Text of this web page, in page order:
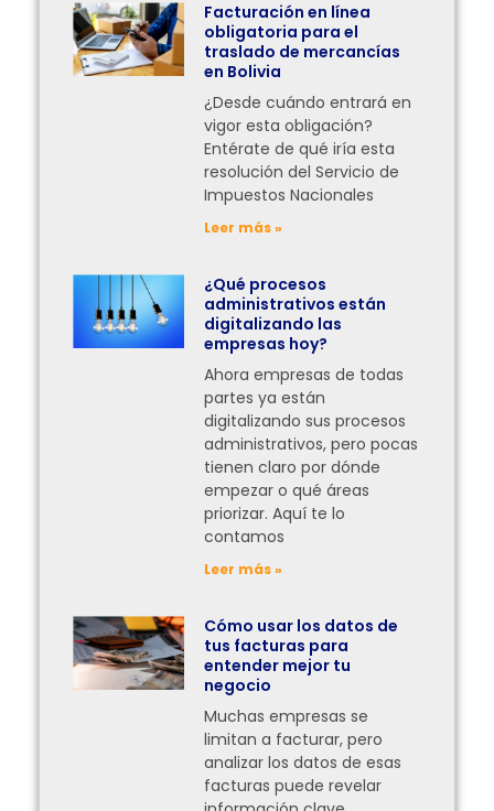
Facturación en línea
obligatoria para el
traslado de mercancías
en Bolivia
¿Desde cuándo entrará en
vigor esta obligación?
Entérate de qué iría esta
resolución del Servicio de
Impuestos Nacionales
Leer más »
¿Qué procesos
administrativos están
digitalizando las
empresas hoy?
Ahora empresas de todas
partes ya están
digitalizando sus procesos
administrativos, pero pocas
tienen claro por dónde
empezar o qué áreas
priorizar. Aquí te lo
contamos
Leer más »
Cómo usar los datos de
tus facturas para
entender mejor tu
negocio
Muchas empresas se
limitan a facturar, pero
analizar los datos de esas
facturas puede revelar